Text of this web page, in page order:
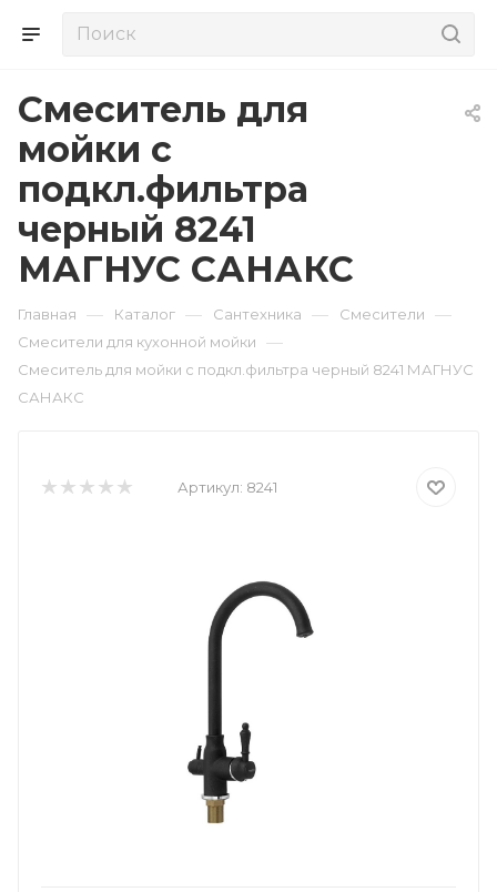
Смеситель для
мойки с
подкл.фильтра
черный 8241
МАГНУС САНАКС
Главная — Каталог — Сантехника — Смесители —
Смесители для кухонной мойки —
Смеситель для мойки с подкл.фильтра черный 8241 МАГНУС
САНАКС
Артикул: 8241